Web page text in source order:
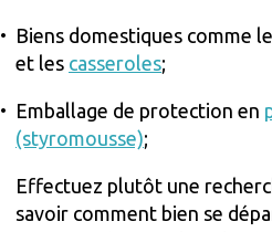
Biens domestiques comme
et les casseroles;
Emballage de protection en
(styromousse);
Effectuez plutôt une
savoir comment bien se